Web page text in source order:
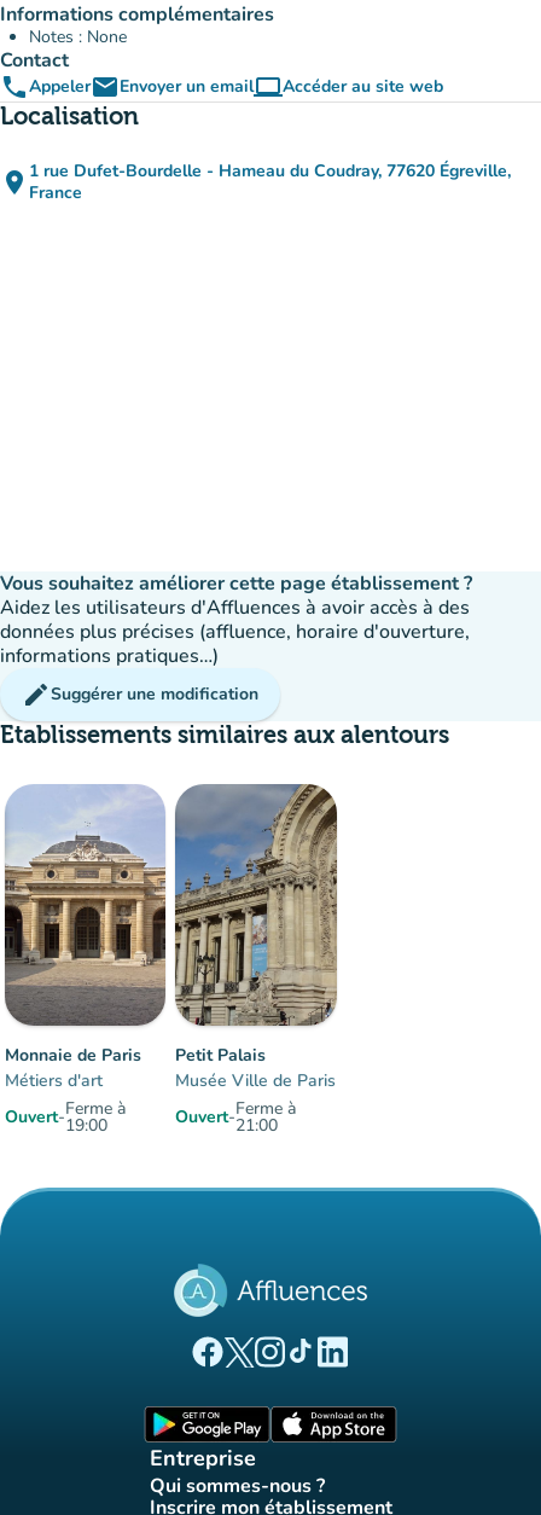
Informations complémentaires
Notes : None
Contact
phoneAppeleremailEnvoyer un emailcomputerAccéder au site web
(nouvel onglet)
Localisation
place 1 rue Dufet-Bourdelle - Hameau du Coudray, 77620 Égreville,
France
Vous souhaitez améliorer cette page établissement ?
Aidez les utilisateurs d'Affluences à avoir accès à des
données plus précises (affluence, horaire d'ouverture,
informations pratiques…)
editSuggérer une modification
Etablissements similaires aux alentours
Monnaie de Paris
Métiers d'art
Ouvert-Ferme à
19:00
Petit Palais
Musée Ville de Paris
Ouvert-Ferme à
21:00
Affluence
man
(nouvel onglet)
(nouvel onglet)
(nouvel onglet)
(nouvel onglet)
(nouvel onglet)
Entreprise
Qui sommes-nous ?
(nouvel onglet)
Inscrire mon établissement